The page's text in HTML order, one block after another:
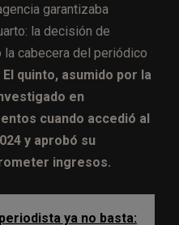
garantizaba
la decisión de
cabecera del periódico
El quinto, asumido por la
en
cuando accedió al
y aprobó su
ingresos.
ya no basta: